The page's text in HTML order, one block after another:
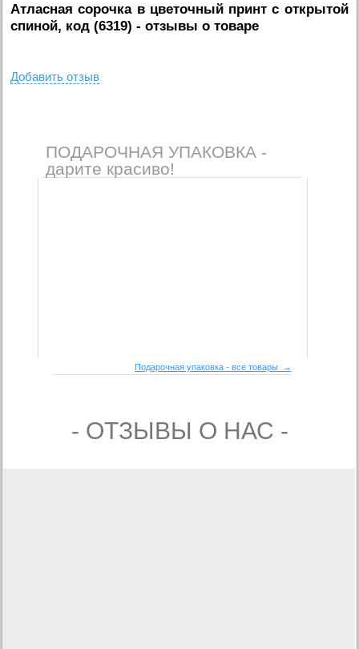
Атласная сорочка в цветочный принт с открытой
спиной, код (6319) - отзывы о товаре
Добавить отзыв
ПОДАРОЧНАЯ УПАКОВКА -
дарите красиво!
Подарочная упаковка - все товары →
- ОТЗЫВЫ О НАС -